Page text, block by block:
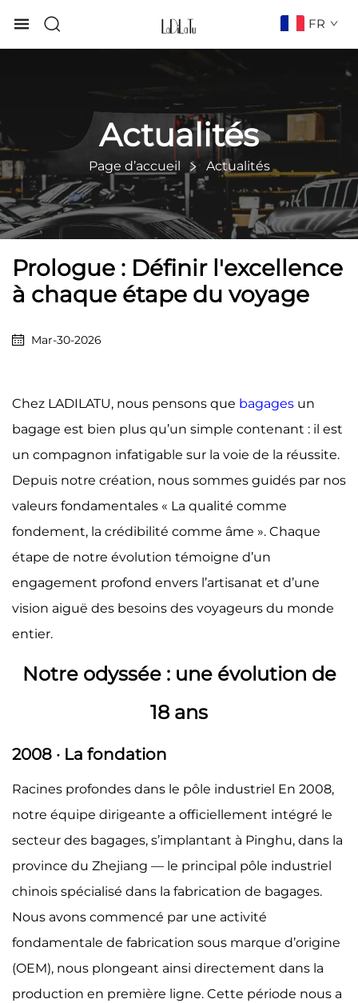
FR
Actualités
Page d’accueil Actualités
Prologue : Définir l'excellence
à chaque étape du voyage
Mar-30-2026
Chez LADILATU, nous pensons que bagages un
bagage est bien plus qu’un simple contenant : il est
un compagnon infatigable sur la voie de la réussite.
Depuis notre création, nous sommes guidés par nos
valeurs fondamentales « La qualité comme
fondement, la crédibilité comme âme ». Chaque
étape de notre évolution témoigne d’un
engagement profond envers l’artisanat et d’une
vision aiguë des besoins des voyageurs du monde
entier.
Notre odyssée : une évolution de
18 ans
2008 · La fondation
Racines profondes dans le pôle industriel En 2008,
notre équipe dirigeante a officiellement intégré le
secteur des bagages, s’implantant à Pinghu, dans la
province du Zhejiang — le principal pôle industriel
chinois spécialisé dans la fabrication de bagages.
Nous avons commencé par une activité
fondamentale de fabrication sous marque d’origine
(OEM), nous plongeant ainsi directement dans la
production en première ligne. Cette période nous a